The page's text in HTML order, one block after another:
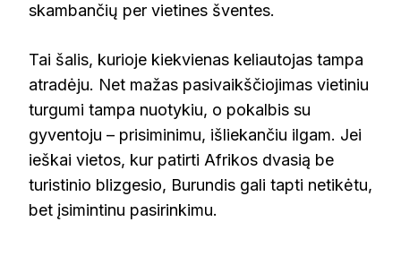
skambančių per vietines šventes.
Tai šalis, kurioje kiekvienas keliautojas tampa
atradėju. Net mažas pasivaikščiojimas vietiniu
turgumi tampa nuotykiu, o pokalbis su
gyventoju – prisiminimu, išliekančiu ilgam. Jei
ieškai vietos, kur patirti Afrikos dvasią be
turistinio blizgesio, Burundis gali tapti netikėtu,
bet įsimintinu pasirinkimu.